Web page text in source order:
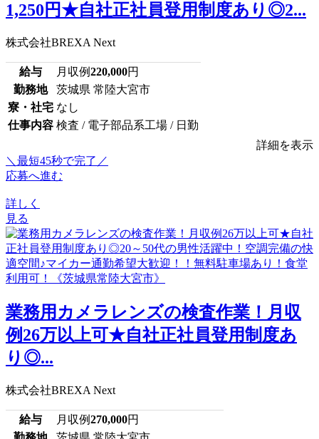
1,250円★自社正社員登用制度あり◎2...
株式会社BREXA Next
給与 月収例220,000円
勤務地
茨城県 常陸大宮市
寮・社宅 なし
仕事内容 検査 / 電子部品系工場 / 日勤
詳細を表示
＼最短45秒で完了／
応募へ進む
詳しく
見る
業務用カメラレンズの検査作業！月収
例26万以上可★自社正社員登用制度あ
り◎...
株式会社BREXA Next
給与 月収例270,000円